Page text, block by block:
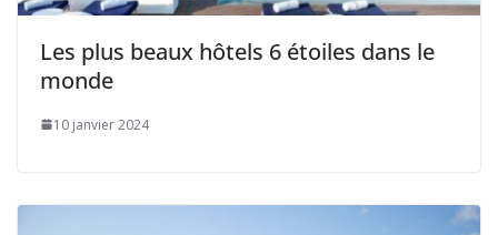
Les plus beaux hôtels 6 étoiles dans le
monde
10 janvier 2024